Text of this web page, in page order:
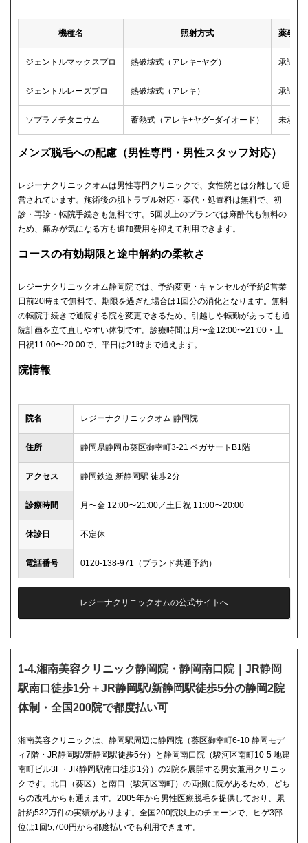
機種名 照射方式 薬事承
ジェントルマックスプロ 熱破壊式（アレキ+ヤグ） 承認済
ジェントルレーズプロ 熱破壊式（アレキ） 承認済
ソプラノチタニウム 蓄熱式（アレキ+ヤグ+ダイオード） 未承認
メンズ脱毛への配慮（男性専門・男性スタッフ対応）
レジーナクリニックオムは男性専門クリニックで、女性院とは分離して運
営されています。施術後の肌トラブル対応・薬代・処置料は無料で、初
診・再診・転院手続きも無料です。5回以上のプランでは麻酔代も無料の
ため、痛みが気になる方も追加費用を抑えて利用できます。
コースの有効期限と途中解約の柔軟さ
レジーナクリニックオム静岡院では、予約変更・キャンセルが予約2営業
日前20時まで無料で、期限を過ぎた場合は1回分の消化となります。無料
の転院手続きで通院する院を変更できるため、引越しや転勤があっても通
院計画を立て直しやすい体制です。診療時間は月〜金12:00〜21:00・土
日祝11:00〜20:00で、平日は21時まで通えます。
院情報
院名 レジーナクリニックオム 静岡院
住所 静岡県静岡市葵区御幸町3-21 ペガサートB1階
アクセス 静岡鉄道 新静岡駅 徒歩2分
診療時間 月〜金 12:00〜21:00／土日祝 11:00〜20:00
休診日 不定休
電話番号 0120-138-971（ブランド共通予約）
レジーナクリニックオムの公式サイトへ
1-4.湘南美容クリニック静岡院・静岡南口院｜JR静岡
駅南口徒歩1分＋JR静岡駅/新静岡駅徒歩5分の静岡2院
体制・全国200院で都度払い可
湘南美容クリニックは、静岡駅周辺に静岡院（葵区御幸町6-10 静岡モデ
ィ7階・JR静岡駅/新静岡駅徒歩5分）と静岡南口院（駿河区南町10-5 地建
南町ビル3F・JR静岡駅南口徒歩1分）の2院を展開する男女兼用クリニッ
クです。北口（葵区）と南口（駿河区南町）の両側に院があるため、どち
らの改札からも通えます。2005年から男性医療脱毛を提供しており、累
計約532万件の実績があります。全国200院以上のチェーンで、ヒゲ3部
位は1回5,700円から都度払いでも利用できます。